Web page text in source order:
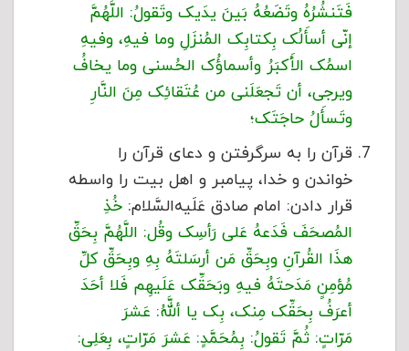
فَتَنشُرُهُ وتَضَعُهُ بَینَ یدَیک وتَقولُ: اللَّهُمَّ
إنّی أسأَلُک بِکتابِک المُنزَلِ وما فیهِ، وفیهِ
اسمُک الأَکبَرُ وأسماؤُک الحُسنى‏ وما یخافُ
ویرجى‏، أن تَجعَلَنی من عُتَقائِک مِنَ النَّارِ
وتَسأَلُ حاجَتَک؛
قرآن را به سرگرفتن و دعای قرآن را
خواندن و خدا، پیامبر و اهل بیت را واسطه
قرار دادن: امام صادق عَلَیه‌السَّلام:خُذِ
المُصحَفَ فَدَعهُ عَلى‏ رَأسِک وقُل: اللَّهُمَّ بِحَقِّ
هذَا القُرآنِ وبِحَقِّ مَن أرسَلتَهُ بِهِ وبِحَقِّ کلِّ
مُؤمِنٍ مَدَحتَهُ فیهِ وبَحَقِّک عَلَیهِم فَلا أحَدَ
أعرَفُ بِحَقِّک مِنک، بِک یا أللَّهُ: عَشرَ
مَرّاتٍ: ثُمَّ تَقولُ: بِمُحَمَّدٍ: عَشرَ مَرّاتٍ، بِعَلِی: